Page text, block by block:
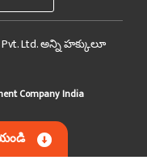
Ltd. అన్ని హక్కులూ
Company India